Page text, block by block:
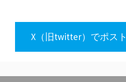
X（旧twitter）でポスト